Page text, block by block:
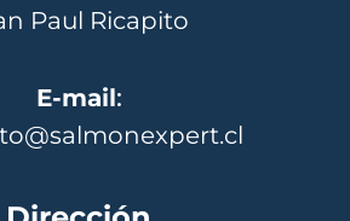
Paul Ricapito
E-mail: